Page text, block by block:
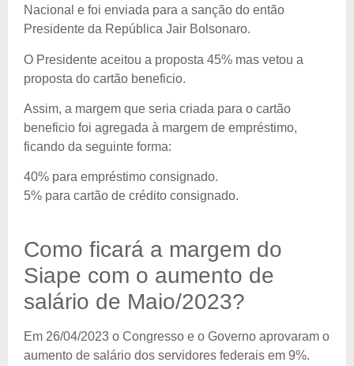
Nacional e foi enviada para a sanção do então
Presidente da República Jair Bolsonaro.
O Presidente aceitou a proposta 45% mas vetou a
proposta do cartão beneficio.
Assim, a margem que seria criada para o cartão
beneficio foi agregada à margem de empréstimo,
ficando da seguinte forma:
40% para empréstimo consignado.
5% para cartão de crédito consignado.
Como ficará a margem do
Siape com o aumento de
salário de Maio/2023?
Em 26/04/2023 o Congresso e o Governo aprovaram o
aumento de salário dos servidores federais em 9%.